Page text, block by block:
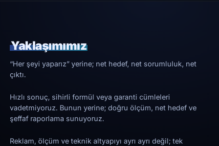
Yaklaşımımız
“Her şeyi yaparız” yerine; net hedef, net sorumluluk, net
çıktı.
Hızlı sonuç, sihirli formül veya garanti cümleleri
vadetmiyoruz. Bunun yerine; doğru ölçüm, net hedef ve
şeffaf raporlama sunuyoruz.
Reklam, ölçüm ve teknik altyapıyı ayrı ayrı değil; tek